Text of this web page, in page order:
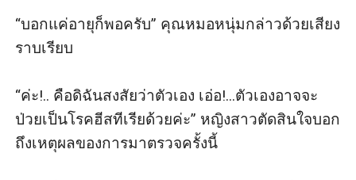
“บอกแค่อายุก็พอครับ” คุณหมอหนุ่มกล่าวด้วยเสียง
ราบเรียบ
“ค่ะ!.. คือดิฉันสงสัยว่าตัวเอง เอ่อ!...ตัวเองอาจจะ
ป่วยเป็นโรคฮีสทีเรียด้วยค่ะ” หญิงสาวตัดสินใจบอก
ถึงเหตุผลของการมาตรวจครั้งนี้